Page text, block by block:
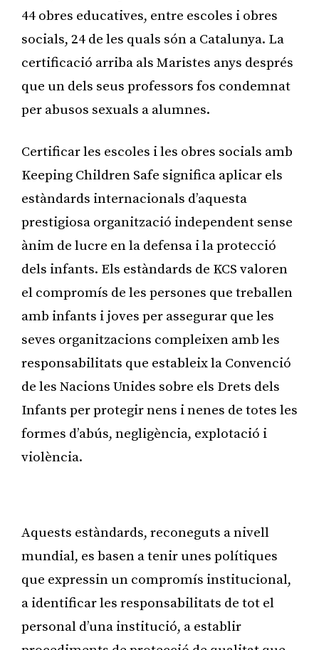
44 obres educatives, entre escoles i obres
socials, 24 de les quals són a Catalunya. La
certificació arriba als Maristes anys després
que un dels seus professors fos condemnat
per abusos sexuals a alumnes.
Certificar les escoles i les obres socials amb
Keeping Children Safe significa aplicar els
estàndards internacionals d’aquesta
prestigiosa organització independent sense
ànim de lucre en la defensa i la protecció
dels infants. Els estàndards de KCS valoren
el compromís de les persones que treballen
amb infants i joves per assegurar que les
seves organitzacions compleixen amb les
responsabilitats que estableix la Convenció
de les Nacions Unides sobre els Drets dels
Infants per protegir nens i nenes de totes les
formes d’abús, negligència, explotació i
violència.
Aquests estàndards, reconeguts a nivell
mundial, es basen a tenir unes polítiques
que expressin un compromís institucional,
a identificar les responsabilitats de tot el
personal d’una institució, a establir